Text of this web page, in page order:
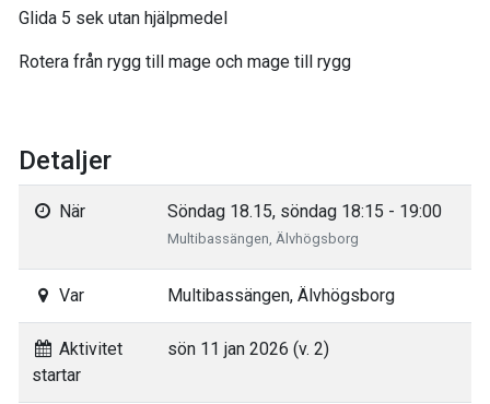
Glida 5 sek utan hjälpmedel
Rotera från rygg till mage och mage till rygg
Detaljer
När Söndag 18.15, söndag 18:15 - 19:00
Multibassängen, Älvhögsborg
Var Multibassängen, Älvhögsborg
Aktivitet
startar
sön 11 jan 2026 (v. 2)